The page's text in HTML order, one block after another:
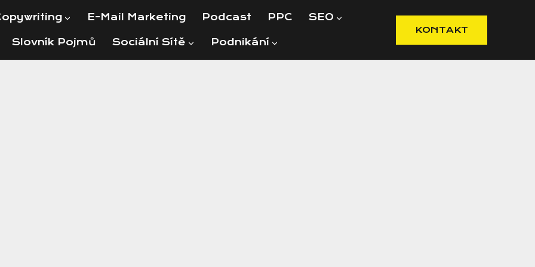
E-Mail Marketing Podcast PPC SEO
Slovník Pojmů Sociální Sítě Podnikání
KONTAKT